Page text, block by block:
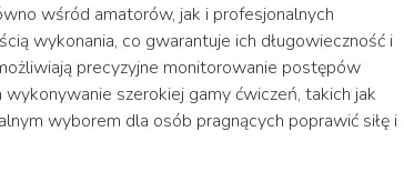
wśród amatorów, jak i profesjonalnych
wykonania, co gwarantuje ich długowieczność i
precyzyjne monitorowanie postępów
szerokiej gamy ćwiczeń, takich jak
wyborem dla osób pragnących poprawić siłę i